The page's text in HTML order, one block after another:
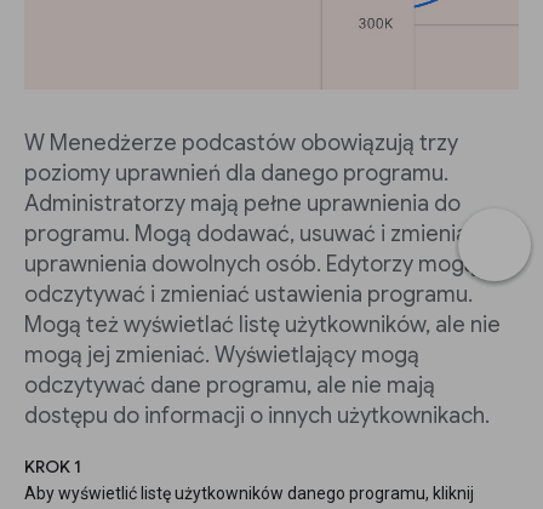
W Menedżerze podcastów obowiązują trzy
poziomy uprawnień dla danego programu.
Administratorzy mają pełne uprawnienia do
programu. Mogą dodawać, usuwać i zmieniać
uprawnienia dowolnych osób. Edytorzy mogą
odczytywać i zmieniać ustawienia programu.
Mogą też wyświetlać listę użytkowników, ale nie
mogą jej zmieniać. Wyświetlający mogą
odczytywać dane programu, ale nie mają
dostępu do informacji o innych użytkownikach.
KROK 1
Aby wyświetlić listę użytkowników danego programu, kliknij